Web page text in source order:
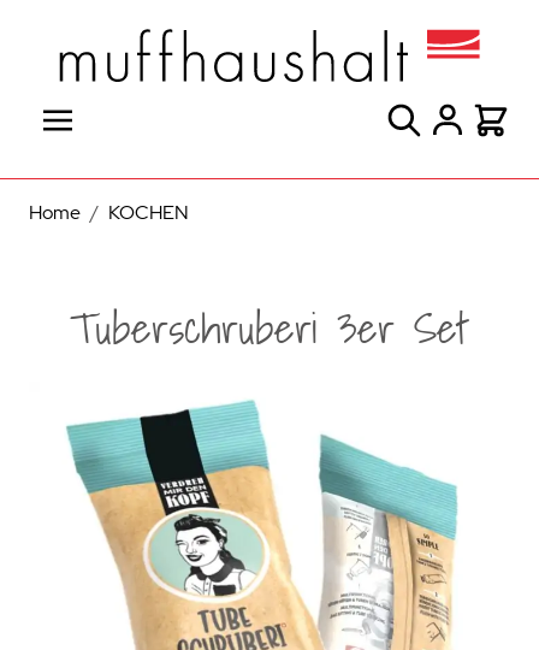
Suche
Home / KOCHEN
Tuberschruberi 3er Set